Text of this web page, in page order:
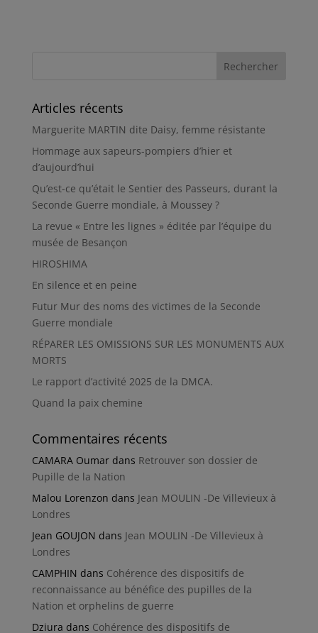
Articles récents
Marguerite MARTIN dite Daisy, femme résistante
Hommage aux sapeurs-pompiers d’hier et
d’aujourd’hui
Qu’est-ce qu’était le Sentier des Passeurs, durant la
Seconde Guerre mondiale, à Moussey ?
La revue « Entre les lignes » éditée par l’équipe du
musée de Besançon
HIROSHIMA
En silence et en peine
Futur Mur des noms des victimes de la Seconde
Guerre mondiale
RÉPARER LES OMISSIONS SUR LES MONUMENTS AUX
MORTS
Le rapport d’activité 2025 de la DMCA.
Quand la paix chemine
Commentaires récents
CAMARA Oumardans Retrouver son dossier de
Pupille de la Nation
Malou Lorenzon dans Jean MOULIN -De Villevieux à
Londres
Jean GOUJON dans Jean MOULIN -De Villevieux à
Londres
CAMPHIN dans Cohérence des dispositifs de
reconnaissance au bénéfice des pupilles de la
Nation et orphelins de guerre
Dziura dans Cohérence des dispositifs de